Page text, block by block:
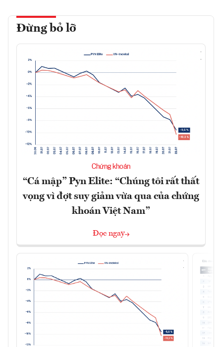
Đừng bỏ lỡ
Chứng khoán
“Cá mập” Pyn Elite: “Chúng tôi rất thất
vọng vì đợt suy giảm vừa qua của chứng
khoán Việt Nam”
Đọc ngay